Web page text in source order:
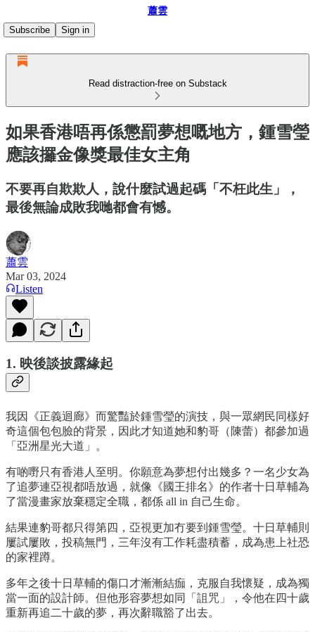
蕭雲
Subscribe
Sign in
Read distraction-free on Substack
如果香港唔再係懲罰夢想嘅地方，鍾雪瑩
應該攞金像獎最佳女主角
不要再自欺欺人，說什麼試過起碼「不枉此生」，
最後無論成敗我哋都會有憾。
蕭雲
Mar 03, 2024
Listen
1. 映後談披露緣起
我因《正義迴廊》而驚豔於鍾雪瑩的演技，與一眾網民同樣好
奇這個包包臉的背景，因此才知道她和豹哥（陳蕾）都參加過
「亞洲星光大道」。
有啲嘢只有香港人至明。你願意為夢想付出幾多？一名少女為
了追夢連亞視都唔放過，就像《國王排名》的作者十日草輔為
了當漫畫家放棄穩定全職，都係 all in 自己生命。
結果連豹哥都只得第四，亞視更加冇要到鍾雪瑩。十日草輔則
屢試屢敗，投稿無門，三年沒有工作耗盡積蓄，成為患上社恐
的家裡蹲。
多年之後十日草輔的傷口才漸漸結痂，克服自我懷疑，成為獨
當一面的設計師。但他形容夢想如同「詛咒」，令他在四十歲
重新再追二十歲的夢，再次辭職豁了出去。